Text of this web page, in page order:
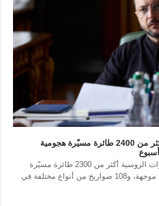
زيلينسكي: أطلقت روسيا أكثر من 2400 طائرة مسيّرة هجومية
خلال الأسبوع، استخدمت القوات الروسية أكثر من 2300 طائرة مسيّرة
هجومية، نحو 1560 قنبلة جوية موجهة، و108 صواريخ من أنواع مختلفة في